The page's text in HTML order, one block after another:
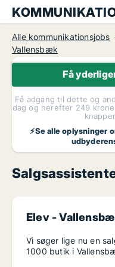
Alle kommunikationsjobs
Vallensbæk
Få
Få adgang til dette og
dag og herefter 249
⚡Se alle oplysninger
Elev -
Vi søger lige nu en
1000 butik i